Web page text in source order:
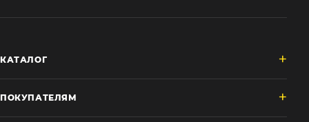
КАТАЛОГ
ПОКУПАТЕЛЯМ